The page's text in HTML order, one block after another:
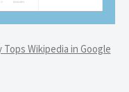
Wikipedia in Google